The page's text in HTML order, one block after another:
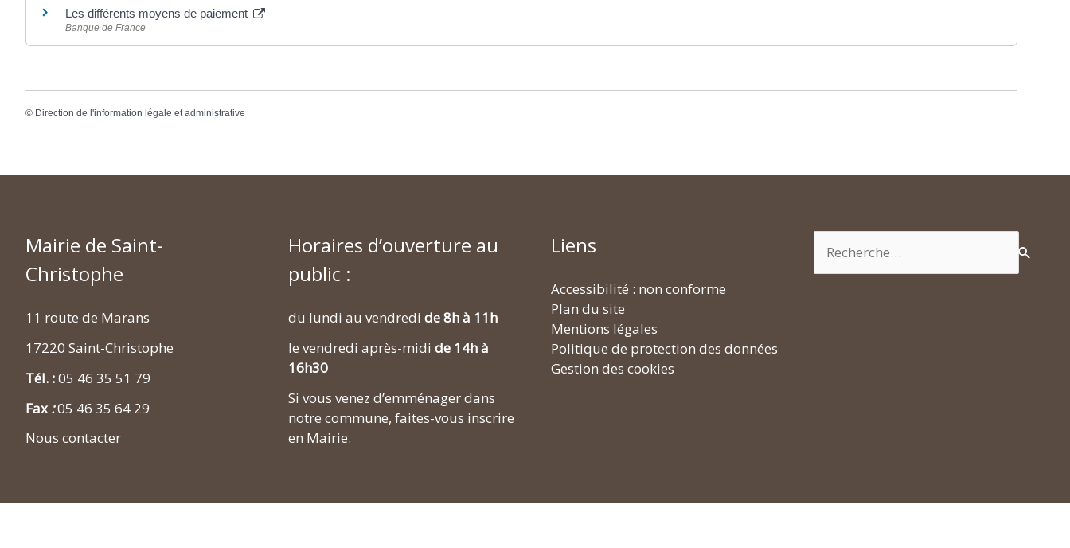
Les différents moyens de paiement
Banque de France
© Direction de l'information légale et administrative
Mairie de Saint-
Christophe
11 route de Marans
17220 Saint-Christophe
Tél. :05 46 35 51 79
Fax:05 46 35 64 29
Nous contacter
Horaires d’ouverture au
public :
du lundi au vendredi de 8h à 11h
le vendredi après-midi de 14h à
16h30
Si vous venez d’emménager dans
notre commune, faites-vous inscrire
en Mairie.
Liens
Accessibilité : non conforme
Plan du site
Mentions légales
Politique de protection des données
Gestion des cookies